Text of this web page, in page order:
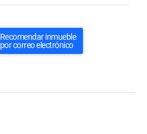
Recomendar inmueble
por correo electrónico